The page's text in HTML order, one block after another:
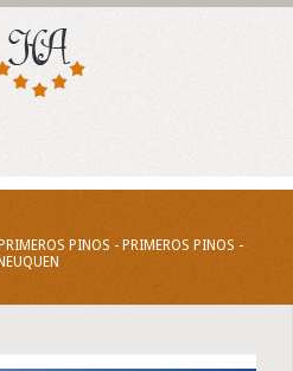
PINOS - PRIMEROS PINOS -
NEUQUEN